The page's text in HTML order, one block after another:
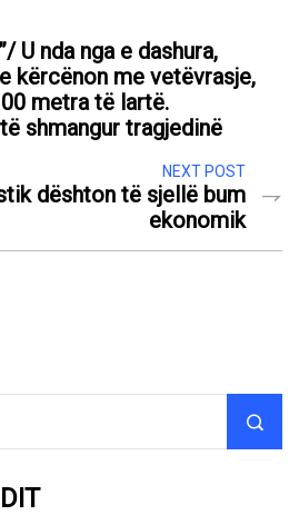
U nda nga e dashura,
kërcënon me vetëvrasje,
metra të lartë.
shmangur tragjedinë
NEXT POST
dështon të sjellë bum
ekonomik